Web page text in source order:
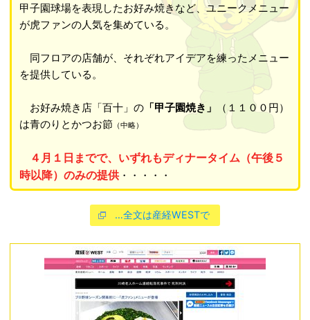
甲子園球場を表現したお好み焼きなど、ユニークメニュー
が虎ファンの人気を集めている。
同フロアの店舗が、それぞれアイデアを練ったメニュー
を提供している。
お好み焼き店「百十」の「甲子園焼き」
（１１００円）
は青のりとかつお節 （中略）
４月１日までで、いずれもディナータイム（午後５
時以降）のみの提供・・・・・
…全文は産経WESTで